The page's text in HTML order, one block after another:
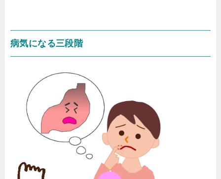
病気になる三段階